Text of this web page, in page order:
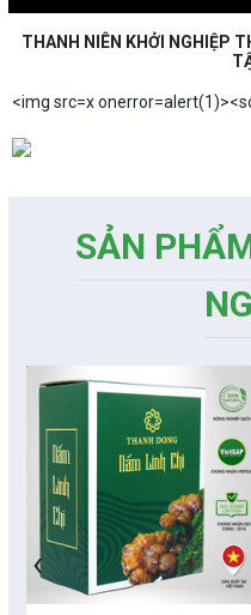
THANH NIÊN KHỞI NGHIỆP
<img src=x
SẢN
‹
Những sáng tạo độc đáo từ
Gam màu sáng trong bức